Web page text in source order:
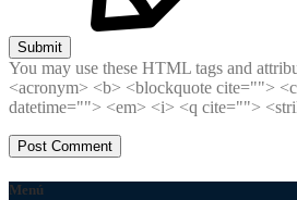
Submit
You may use these HTML tags and
<acronym> <b> <blockquote cite="">
datetime=""> <em> <i> <q cite="">
Menú